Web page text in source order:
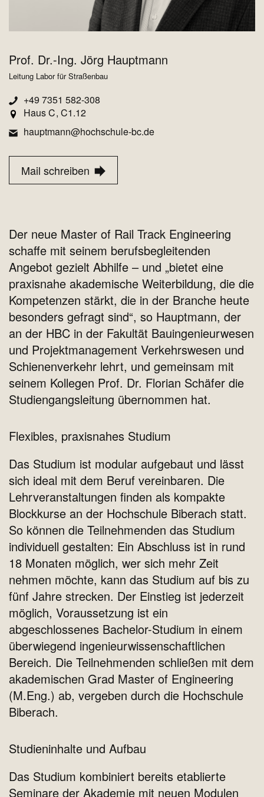
Prof. Dr.-Ing. Jörg Hauptmann
Leitung Labor für Straßenbau
+49 7351 582-308
Haus C C1.12
hauptmann@hochschule-bc.de
Mail schreiben
Der neue Master of Rail Track Engineering
schaffe mit seinem berufsbegleitenden
Angebot gezielt Abhilfe – und „bietet eine
praxisnahe akademische Weiterbildung, die die
Kompetenzen stärkt, die in der Branche heute
besonders gefragt sind“, so Hauptmann, der
an der HBC in der Fakultät Bauingenieurwesen
und Projektmanagement Verkehrswesen und
Schienenverkehr lehrt, und gemeinsam mit
seinem Kollegen Prof. Dr. Florian Schäfer die
Studiengangsleitung übernommen hat.
Flexibles, praxisnahes Studium
Das Studium ist modular aufgebaut und lässt
sich ideal mit dem Beruf vereinbaren. Die
Lehrveranstaltungen finden als kompakte
Blockkurse an der Hochschule Biberach statt.
So können die Teilnehmenden das Studium
individuell gestalten: Ein Abschluss ist in rund
18 Monaten möglich, wer sich mehr Zeit
nehmen möchte, kann das Studium auf bis zu
fünf Jahre strecken. Der Einstieg ist jederzeit
möglich, Voraussetzung ist ein
abgeschlossenes Bachelor-Studium in einem
überwiegend ingenieurwissenschaftlichen
Bereich. Die Teilnehmenden schließen mit dem
akademischen Grad Master of Engineering
(M.Eng.) ab, vergeben durch die Hochschule
Biberach.
Studieninhalte und Aufbau
Das Studium kombiniert bereits etablierte
Seminare der Akademie mit neuen Modulen